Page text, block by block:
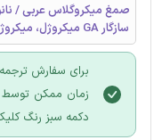
سازگار GA میکروژل، میکروژل GA ضد میکروبی
برای سفارش
زمان ممکن
دکمه سبز رنگ